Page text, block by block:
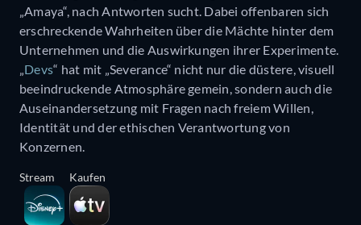
„Amaya“, nach Antworten sucht. Dabei offenbaren sich
erschreckende Wahrheiten über die Mächte hinter dem
Unternehmen und die Auswirkungen ihrer Experimente.
Devs“ hat mit „Severance“ nicht nur die düstere, visuell
beeindruckende Atmosphäre gemein, sondern auch die
Auseinandersetzung mit Fragen nach freiem Willen,
Identität und der ethischen Verantwortung von
Konzernen.
Stream Kaufen